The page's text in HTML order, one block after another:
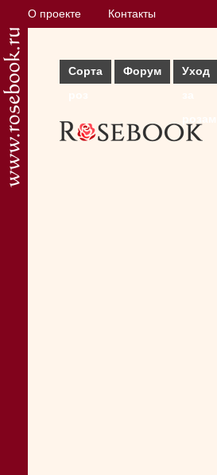
О проекте Контакты
Сорта
Форум
Уход